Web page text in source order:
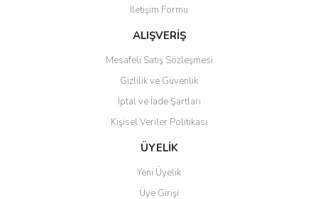
Ürün fiyatı diğer sitelerden daha pahalı.
Bu ürüne benzer farklı alternatifler olmalı.
Gönder
İletişim Formu
ALIŞVERİŞ
Mesafeli Satış Sözleşmesi
Gizlilik ve Güvenlik
İptal ve İade Şartları
Kişisel Veriler Politikası
ÜYELİK
Yeni Üyelik
Üye Girişi